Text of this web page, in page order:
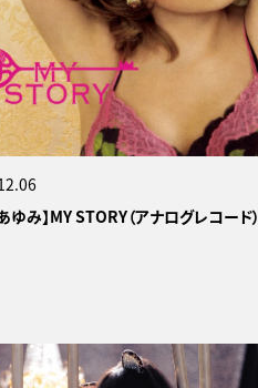
ゆみ】MY STORY（アナログレコード）